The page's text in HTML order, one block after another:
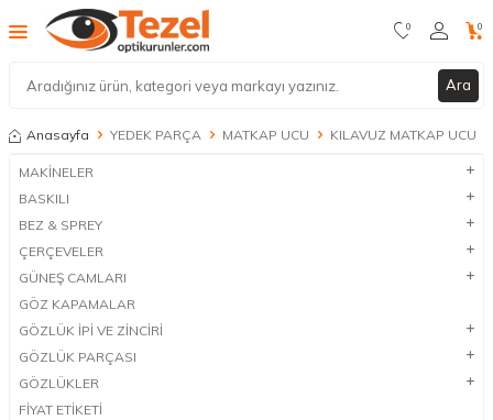
Ara
0 0
Anasayfa YEDEK PARÇA MATKAP UCU KILAVUZ MATKAP UCU
MAKİNELER
BASKILI
BEZ & SPREY
ÇERÇEVELER
GÜNEŞ CAMLARI
GÖZ KAPAMALAR
GÖZLÜK İPİ VE ZİNCİRİ
GÖZLÜK PARÇASI
GÖZLÜKLER
FİYAT ETİKETİ